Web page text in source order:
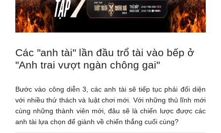
Các "anh tài" lần đầu trổ tài vào bếp ở
"Anh trai vượt ngàn chông gai"
Bước vào công diễn 3, các anh tài sẽ tiếp tục phải đối diện
với nhiều thử thách và luật chơi mới. Với những thủ lĩnh mới
cùng những thành viên mới, đâu sẽ là chiến lược được các
anh tài lựa chọn để giành về chiến thắng cuối cùng?